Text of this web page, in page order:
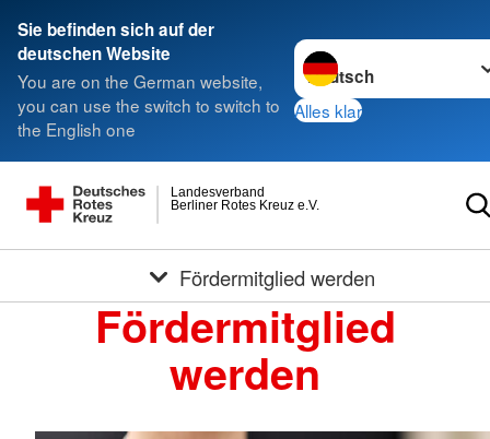
Sie befinden sich auf der
deutschen Website
You are on the German website,
you can use the switch to switch to
the English one
Sprache wechseln zu
Alles klar
Berliner Rotes Kreuz e.V.
Landesverband
Fördermitglied werden
Fördermitglied
werden